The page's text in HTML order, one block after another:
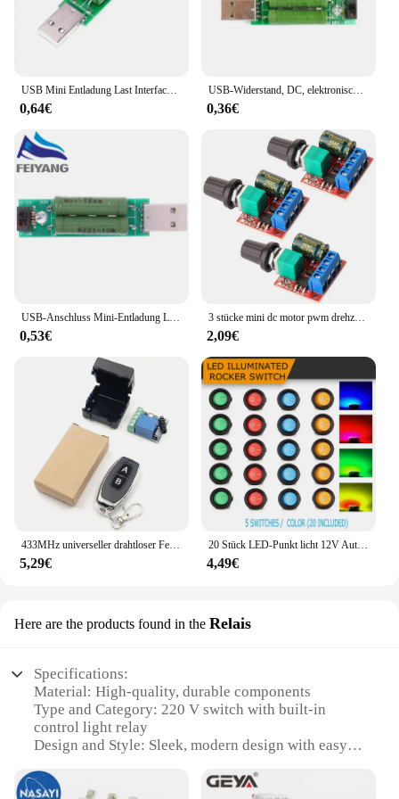
USB Mini Entladung Last Interface Widerstand 2A/1A Mit Schalter 1A Grüne LED 2A Rote LED Modul Testen Alterung widerstand
0,64€
USB-Widerstand, DC, elektronische Last, 2 Schalter, einstellbarer Strom, 5 V, 1 A/2 A/3 A, Batteriekapazität, Spannungsentladungswiderstandstester
0,36€
USB-Anschluss Mini-Entladung Lastwiderstand Digitaler Strom Spannungsmesser Tester 2A/1A mit Schalter 1A grüne LED / 2A rote LED
0,53€
3 stücke mini dc motor pwm drehzahl regler, dc 5v-35v 5a geschwindigkeit einstellbare schalter modul, 6v 12v 24v variable spannungs regler
2,09€
433MHz universeller drahtloser Fernbedienung schalter DC 12V 1-Kanal-Relaisempfängermodul HF-Sender Momentan-Kipp verriegelung für Tor
5,29€
20 Stück LED-Punkt licht 12V Auto Auto Boot Runde Wippe Ein/Aus Kippschalter SPST-Schalter Mini Rund knopf Kipplicht Wipp schalter
4,49€
Here are the products found in the Relais
Specifications:
Material: High-quality, durable components
Type and Category: 220 V switch with built-in
control light relay
Design and Style: Sleek, modern design with easy-
Usage and Purpose: Ideal for various electrical